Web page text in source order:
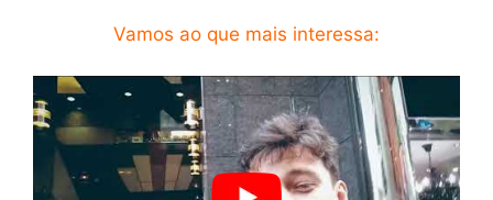
Vamos ao que mais interessa: